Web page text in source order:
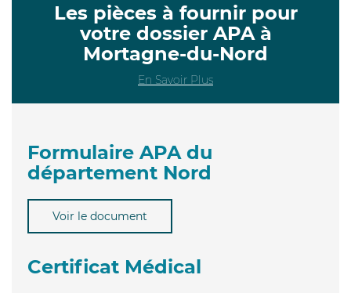
Les pièces à fournir pour
votre dossier APA à
Mortagne-du-Nord
En Savoir Plus
Formulaire APA du
département Nord
Voir le document
Certificat Médical